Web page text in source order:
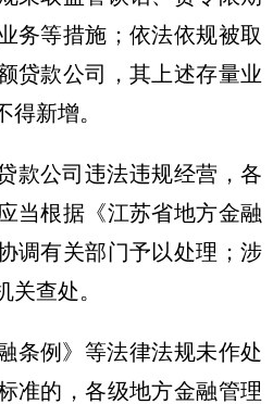
务等措施；依法依规被取
贷款公司，其上述存量业
新增。
公司违法违规经营，各
当根据《江苏省地方金融
调有关部门予以处理；涉
查处。
条例》等法律法规未作处
准的，各级地方金融管理